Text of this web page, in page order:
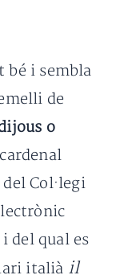
bé i sembla
de
o
Col·legi
del qual es
italià il